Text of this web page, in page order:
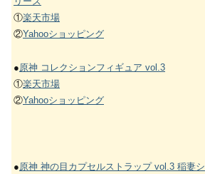
①楽天市場
②Yahooショッピング
●原神 コレクションフィギュア vol.3
①楽天市場
②Yahooショッピング
●原神 神の目カプセルストラップ vol.3 稲妻シ